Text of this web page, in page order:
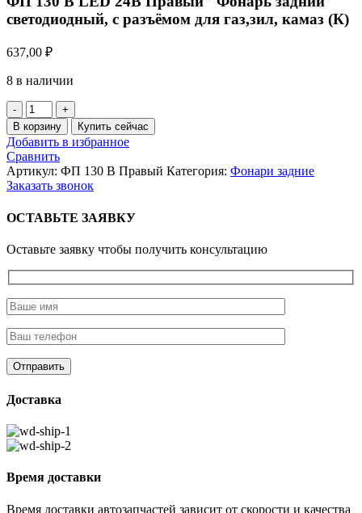
светодиодный, с разъёмом для газ,зил, камаз (К)
637,00 ₽
8 в наличии
Количество
товара
ФП
130
В
LED
24В
`
задний
светодиодный,
с
разъёмом
для
газ,зил,
камаз
В корзину Купить сейчас
Добавить в избранное
Сравнить
Артикул: ФП 130 В Правый Категория: Фонари задние
Заказать звонок
ОСТАВЬТЕ ЗАЯВКУ
Оставьте заявку чтобы получить консультацию
Доставка
Время доставки
Время доставки автозапчастей зависит от скорости и качества